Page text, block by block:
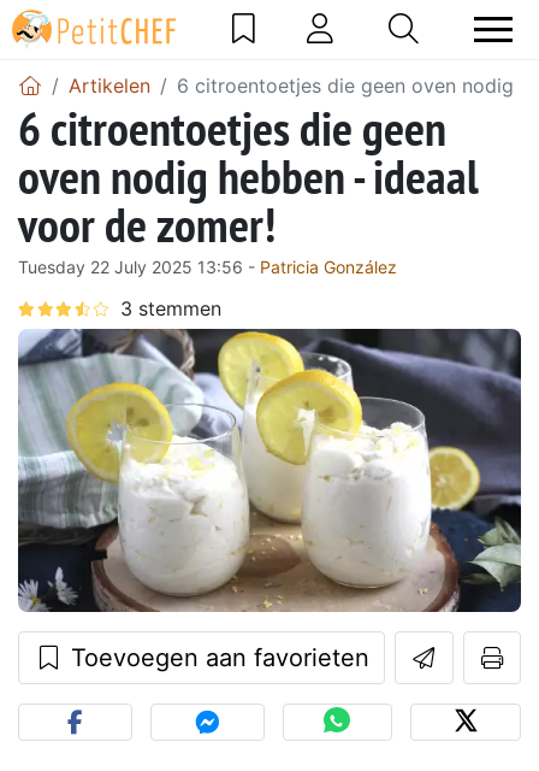
Artikelen 6 citroentoetjes die geen oven nodig
6 citroentoetjes die geen
oven nodig hebben - ideaal
voor de zomer!
Tuesday 22 July 2025 13:56 - Patricia González
Toevoegen aan favorieten